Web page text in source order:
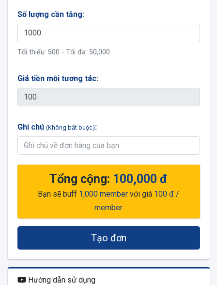
Số lượng cần tăng:
Tối thiểu: 500 - Tối đa: 50,000
Giá tiền mỗi tương tác:
Ghi chú (Không bắt buộc):
Tổng cộng: 100,000 đ
Bạn sẽ buff 1,000 member với giá 100 đ /
member
Tạo đơn
Hướng dẫn sử dụng